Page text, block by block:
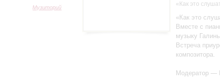
Музиторий «Как это
«Как это
Вместе с
музыку
Встреча
композитора.
Модератор —